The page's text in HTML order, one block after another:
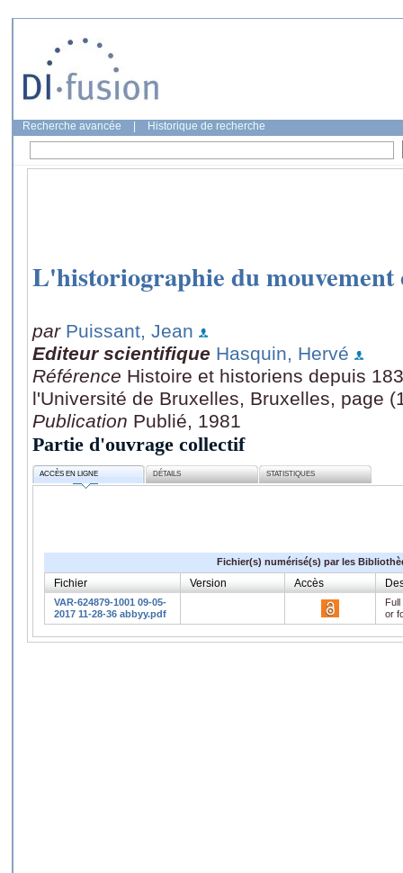
Recherche avancée Historique de recherche
L'historiographie du
par Puissant, Jean
Editeur scientifique Hasquin, Hervé
Référence Histoire et historiens depuis
l'Université de Bruxelles, Bruxelles, page
Publication Publié, 1981
Partie d'ouvrage collectif
ACCÈS EN LIGNE DÉTAILS STATISTIQUES
Fichier(s) numérisé(s) par les
Fichier Version Accès
VAR-624879-1001 09-05-
2017 11-28-36 abbyy.pdf
or